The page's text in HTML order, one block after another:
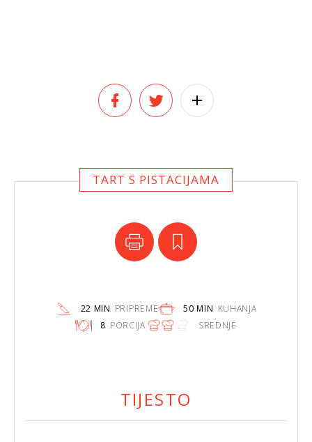
TART S PISTACIJAMA
22 MIN PRIPREME 50 MIN KUHANJA
8 PORCIJA SREDNJE
TIJESTO